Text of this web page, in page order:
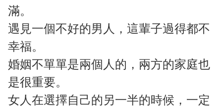
滿。
遇見一個不好的男人，這輩子過得都不
幸福。
婚姻不單單是兩個人的，兩方的家庭也
是很重要。
女人在選擇自己的另一半的時候，一定